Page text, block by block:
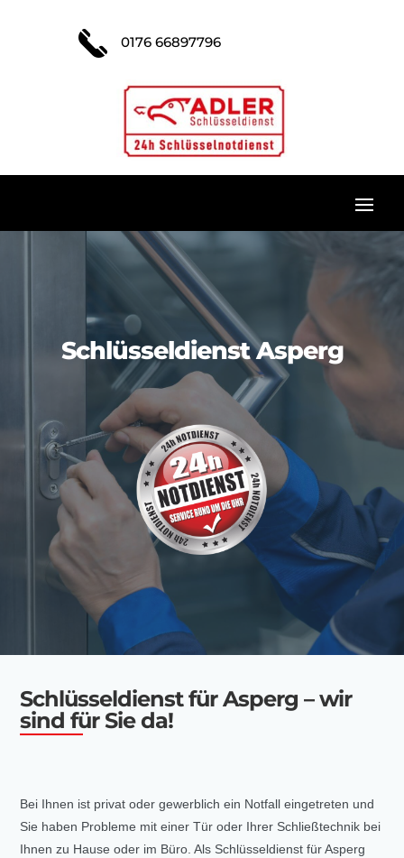
0176 66897796
Schlüsseldienst Asperg
Schlüsseldienst für Asperg – wir
sind für Sie da!
Bei Ihnen ist privat oder gewerblich ein Notfall eingetreten und
Sie haben Probleme mit einer Tür oder Ihrer Schließtechnik bei
Ihnen zu Hause oder im Büro. Als Schlüsseldienst für Asperg